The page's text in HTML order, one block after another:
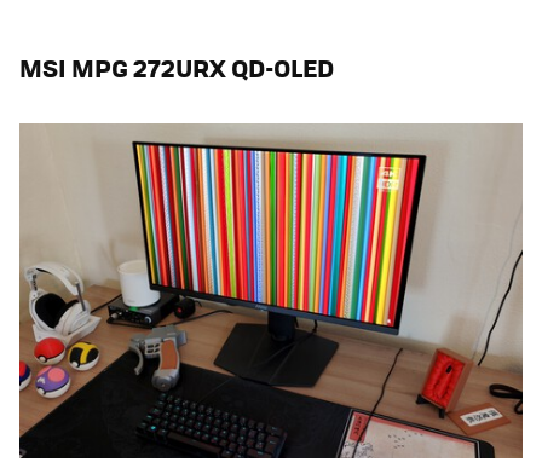
MSI MPG 272URX QD-OLED